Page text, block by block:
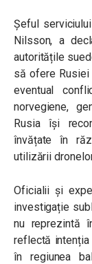
Șeful
Nilsson, a
autoritățile
să ofere
eventual
norvegiene,
Rusia își
învățate în
utilizării
Oficialii și
investigație
nu reprezintă
reflectă
în regiunea